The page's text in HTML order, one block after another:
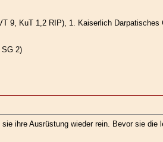
9, KuT 1,2 RIP), 1. Kaiserlich
2)
ihre Ausrüstung wieder rein. Bevor sie